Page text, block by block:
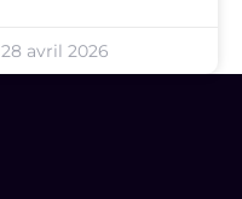
28 avril 2026